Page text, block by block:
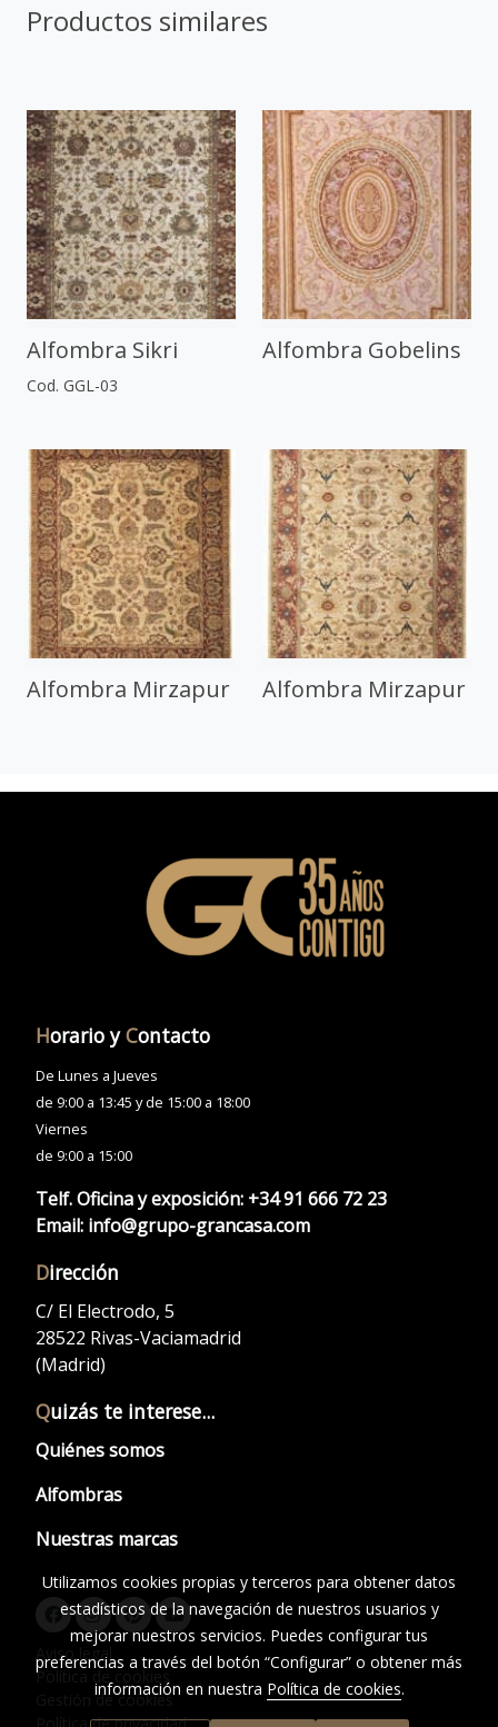
Productos similares
Alfombra Sikri
Cod. GGL-03
Alfombra Gobelins
Alfombra Mirzapur Alfombra Mirzapur
Horario yContacto
De Lunes a Jueves
de 9:00 a 13:45 y de 15:00 a 18:00
Viernes
de 9:00 a 15:00
Telf. Oficina y exposición: +34 91 666 72 23
Email: info@grupo-grancasa.com
Dirección
C/ El Electrodo, 5
28522 Rivas-Vaciamadrid
(Madrid)
Quizás te interese...
Quiénes somos
Alfombras
Nuestras marcas
Aviso legal
Política de cookies
Gestión de cookies
Utilizamos cookies propias y terceros para obtener datos
estadísticos de la navegación de nuestros usuarios y
mejorar nuestros servicios. Puedes configurar tus
preferencias a través del botón “Configurar” o obtener más
información en nuestra Política de cookies.